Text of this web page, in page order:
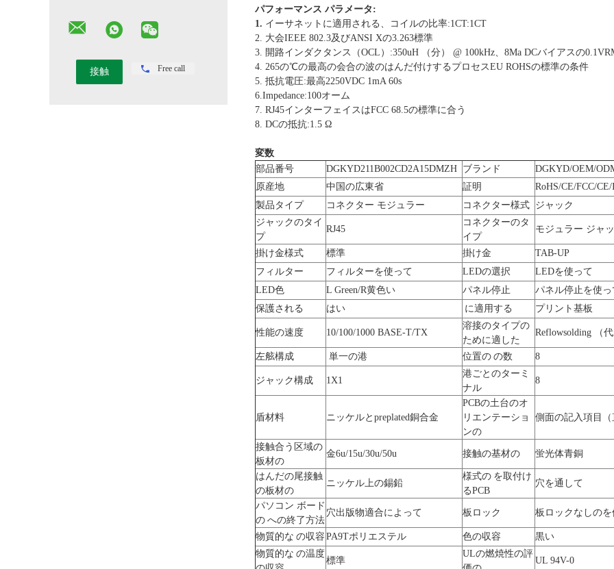
Free call
パフォーマンス パラメータ:
1. イーサネットに適用される、コイルの比率:1CT:1CT
2. 大会IEEE 802.3及びANSI Xの3.263標準
3. 開路インダクタンス（OCL）:350uH （分） @ 100kHz、8Ma DCバイアスの
4. 265の℃の最高の会合の波のはんだ付けするプロセスEU ROHSの標準の条件
5. 抵抗電圧:最高2250VDC 1mA 60s
6.Impedance:100オーム
7. RJ45インターフェイスはFCC 68.5の標準に合う
8. DCの抵抗:1.5 Ω
変数
部品番号
DGKYD211B002CD2A15DMZH ブランド
DGKYD/OEM/
原産地
中国の広東省 証明
RoHS/CE/FCC/
製品タイプ
コネクター モジュラー コネクター様式 ジャック
ジャックのタイ
プ
RJ45
コネクターのタ
イプ
モジュラー ジャ
掛け金様式 標準 掛け金
TAB-UP
フィルター
フィルターを使って LEDの選択
LEDを使って
LED色
L Green/R黄色い パネル停止
パネル停止を使っ
保護される
はい に適用する プリント基板
性能の速度 10/100/1000 BASE-T/TX
溶接のタイプの
ために適した
Reflowsolding （代
左舷構成 単一の港 位置の の数 8
ジャック構成 1X1
港ごとのターミ
ナル
8
盾材料 ニッケルとpreplated銅合金
PCBの土台のオ
リエンテーショ
ンの
側面の記入項目（
接触合う区域の
板材の
金6u/15u/30u/50u 接触の基材の 蛍光体青銅
はんだの尾接触
の板材の
ニッケル上の錫鉛
様式の を取付け
るPCB
穴を通して
パソコン ボード
の への終了方法
穴出版物適合によって 板ロック 板ロックなしの
物質的な の収容 PA9Tポリエステル 色の収容
黒い
物質的な の温度
標準
ULの燃焼性の評
UL 94V-0